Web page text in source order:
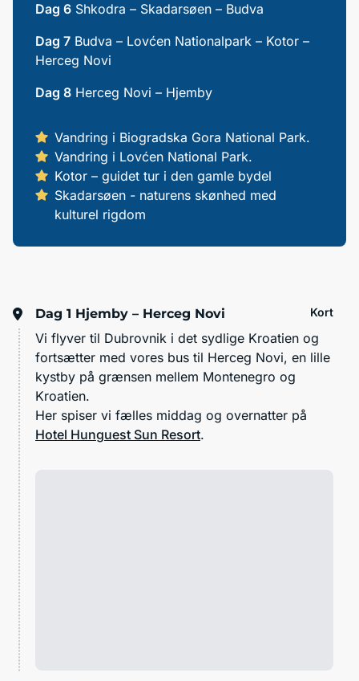
Dag 6 Shkodra – Skadarsøen – Budva
Dag 7 Budva – Lovćen Nationalpark – Kotor –
Herceg Novi
Dag 8 Herceg Novi – Hjemby
Vandring i Biogradska Gora National Park.
Vandring i Lovćen National Park.
Kotor – guidet tur i den gamle bydel
Skadarsøen - naturens skønhed med
kulturel rigdom
Dag 1 Hjemby – Herceg Novi Kort
Vi flyver til Dubrovnik i det sydlige Kroatien og
fortsætter med vores bus til Herceg Novi, en lille
kystby på grænsen mellem Montenegro og
Kroatien.
Her spiser vi fælles middag og overnatter på
Hotel Hunguest Sun Resort.